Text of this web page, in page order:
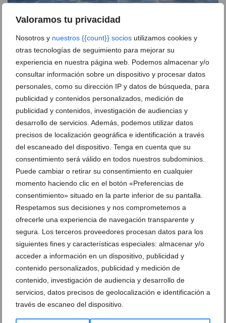
Valoramos tu privacidad
Nosotros y nuestros {{count}} socios utilizamos cookies y
otras tecnologías de seguimiento para mejorar su
experiencia en nuestra página web. Podemos almacenar y/o
consultar información sobre un dispositivo y procesar datos
personales, como su dirección IP y datos de búsqueda, para
publicidad y contenidos personalizados, medición de
publicidad y contenidos, investigación de audiencias y
desarrollo de servicios. Además, podemos utilizar datos
precisos de localización geográfica e identificación a través
del escaneado del dispositivo. Tenga en cuenta que su
consentimiento será válido en todos nuestros subdominios.
Puede cambiar o retirar su consentimiento en cualquier
momento haciendo clic en el botón «Preferencias de
consentimiento» situado en la parte inferior de su pantalla.
Respetamos sus decisiones y nos comprometemos a
ofrecerle una experiencia de navegación transparente y
segura. Los terceros proveedores procesan datos para los
siguientes fines y características especiales: almacenar y/o
acceder a información en un dispositivo, publicidad y
contenido personalizados, publicidad y medición de
contenido, investigación de audiencia y desarrollo de
servicios, datos precisos de geolocalización e identificación a
través de escaneo del dispositivo.
Temporada histórica para el Club de Atletismo
Baleària Diànium: logros nacionales, autonómicos y
récord en su campus
22 de julio de 2026
Hito histórico del Club Natació Dénia en el
Campeonato de España Infantil
21 de julio de 2026